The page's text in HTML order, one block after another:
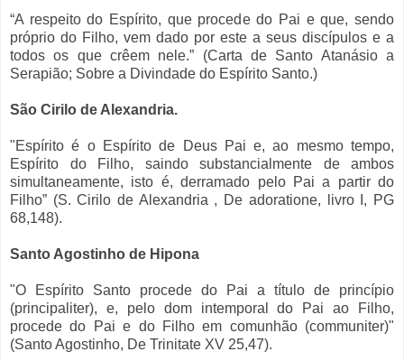
“A respeito do Espírito, que procede do Pai e que, sendo
próprio do Filho, vem dado por este a seus discípulos e a
todos os que crêem nele.” (Carta de Santo Atanásio a
Serapião; Sobre a Divindade do Espírito Santo.)
São Cirilo de Alexandria.
"Espírito é o Espírito de Deus Pai e, ao mesmo tempo,
Espírito do Filho, saindo substancialmente de ambos
simultaneamente, isto é, derramado pelo Pai a partir do
Filho” (S. Cirilo de Alexandria , De adoratione, livro I, PG
68,148).
Santo Agostinho de Hipona
"O Espírito Santo procede do Pai a título de princípio
(principaliter), e, pelo dom intemporal do Pai ao Filho,
procede do Pai e do Filho em comunhão (communiter)"
(Santo Agostinho, De Trinitate XV 25,47).